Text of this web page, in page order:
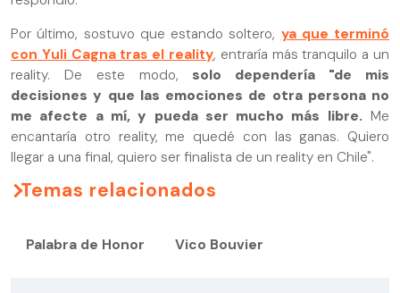
Por último, sostuvo que estando soltero, ya que terminó
con Yuli Cagna tras el reality, entraría más tranquilo a un
reality. De este modo, solo dependería "de mis
decisiones y que las emociones de otra persona no
me afecte a mí, y pueda ser mucho más libre.Me
encantaría otro reality, me quedé con las ganas. Quiero
llegar a una final, quiero ser finalista de un reality en Chile".
Temas relacionados
Palabra de Honor Vico Bouvier